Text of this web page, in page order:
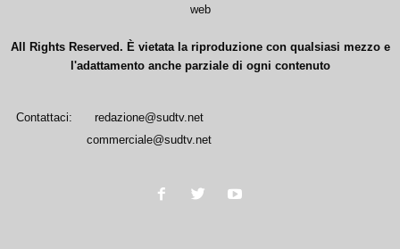
web
All Rights Reserved. È vietata la riproduzione con qualsiasi mezzo e
l'adattamento anche parziale di ogni contenuto
Contattaci:
redazione@sudtv.net
commerciale@sudtv.net